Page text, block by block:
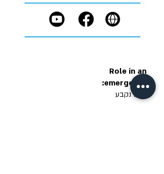
Role in an
emergency:
טרם נקבע